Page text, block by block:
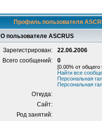
Профиль пользователя
О пользователе ASCRUS
Зарегистрирован:
22.06.2006
Всего сообщений:
0
[0.00% от
Найти все
Персональная
Персональная
Откуда:
Сайт:
Род занятий: